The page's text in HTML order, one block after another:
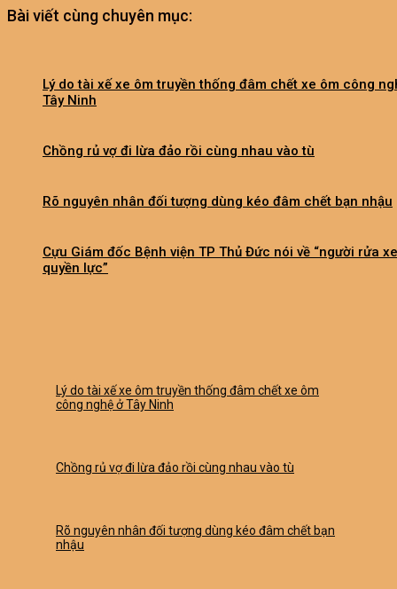
Bài viết cùng chuyên mục:
Lý do tài xế xe ôm truyền thống đâm chết xe ôm công
Tây Ninh
Chồng rủ vợ đi lừa đảo rồi cùng nhau vào tù
Rõ nguyên nhân đối tượng dùng kéo đâm chết bạn nhậu
Cựu Giám đốc Bệnh viện TP Thủ Đức nói về “người rửa xe
quyền lực”
Lý do tài xế xe ôm truyền thống đâm chết xe ôm
công nghệ ở Tây Ninh
Chồng rủ vợ đi lừa đảo rồi cùng nhau vào tù
Rõ nguyên nhân đối tượng dùng kéo đâm chết bạn
nhậu